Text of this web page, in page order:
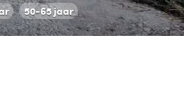
50-65 jaar